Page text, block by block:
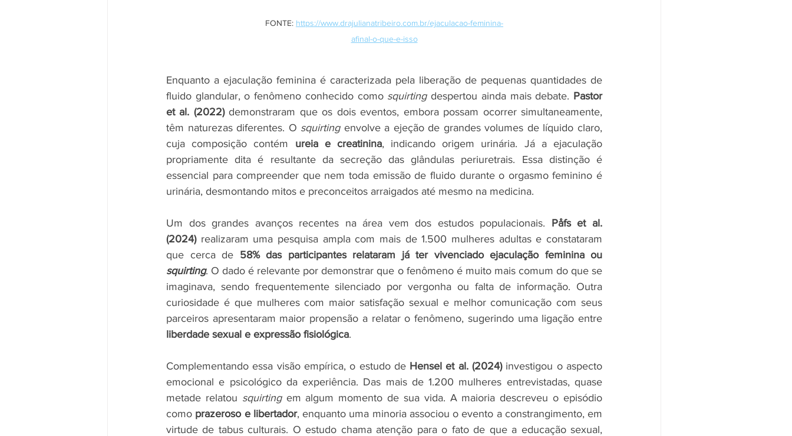
FONTE: https://www.drajulianatribeiro.com.br/ejaculacao-feminina-
afinal-o-que-e-isso
Enquanto a ejaculação feminina é caracterizada pela liberação de pequenas quantidades de
fluido glandular, o fenômeno conhecido como squirting despertou ainda mais debate. Pastor
et al. (2022) demonstraram que os dois eventos, embora possam ocorrer simultaneamente,
têm naturezas diferentes. O squirting envolve a ejeção de grandes volumes de líquido claro,
cuja composição contém ureia e creatinina, indicando origem urinária. Já a ejaculação
propriamente dita é resultante da secreção das glândulas periuretrais. Essa distinção é
essencial para compreender que nem toda emissão de fluido durante o orgasmo feminino é
urinária, desmontando mitos e preconceitos arraigados até mesmo na medicina.
Um dos grandes avanços recentes na área vem dos estudos populacionais. Påfs et al.
(2024) realizaram uma pesquisa ampla com mais de 1.500 mulheres adultas e constataram
que cerca de
squirting. O dado é relevante por demonstrar que o fenômeno é muito mais comum do que se
imaginava, sendo frequentemente silenciado por vergonha ou falta de informação. Outra
curiosidade é que mulheres com maior satisfação sexual e melhor comunicação com seus
liberdade sexual e expressão fisiológica.
Complementando essa visão empírica, o estudo de Hensel et al. (2024) investigou o aspecto
emocional e psicológico da experiência. Das mais de 1.200 mulheres entrevistadas, quase
metade relatou squirting em algum momento de sua vida. A maioria descreveu o episódio
como prazeroso e libertador, enquanto uma minoria associou o evento a constrangimento, em
virtude de tabus culturais. O estudo chama atenção para o fato de que a educação sexual,